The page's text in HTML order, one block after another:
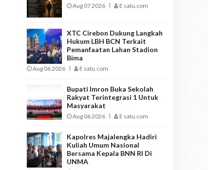
Aug 07 2026 E satu.com
XTC Cirebon Dukung Langkah
Hukum LBH BCN Terkait
Pemanfaatan Lahan Stadion
Bima
Aug 06 2026 E satu.com
Bupati Imron Buka Sekolah
Rakyat Terintegrasi 1 Untuk
Masyarakat
Aug 06 2026 E satu.com
Kapolres Majalengka Hadiri
Kuliah Umum Nasional
Bersama Kepala BNN RI Di
UNMA